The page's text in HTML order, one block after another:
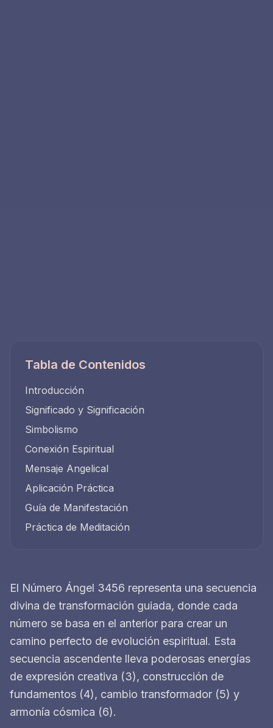
Tabla de Contenidos
Introducción
Significado y Significación
Simbolismo
Conexión Espiritual
Mensaje Angelical
Aplicación Práctica
Guía de Manifestación
Práctica de Meditación
El Número Ángel 3456 representa una secuencia
divina de transformación guiada, donde cada
número se basa en el anterior para crear un
camino perfecto de evolución espiritual. Esta
secuencia ascendente lleva poderosas energías
de expresión creativa (3), construcción de
fundamentos (4), cambio transformador (5) y
armonía cósmica (6).